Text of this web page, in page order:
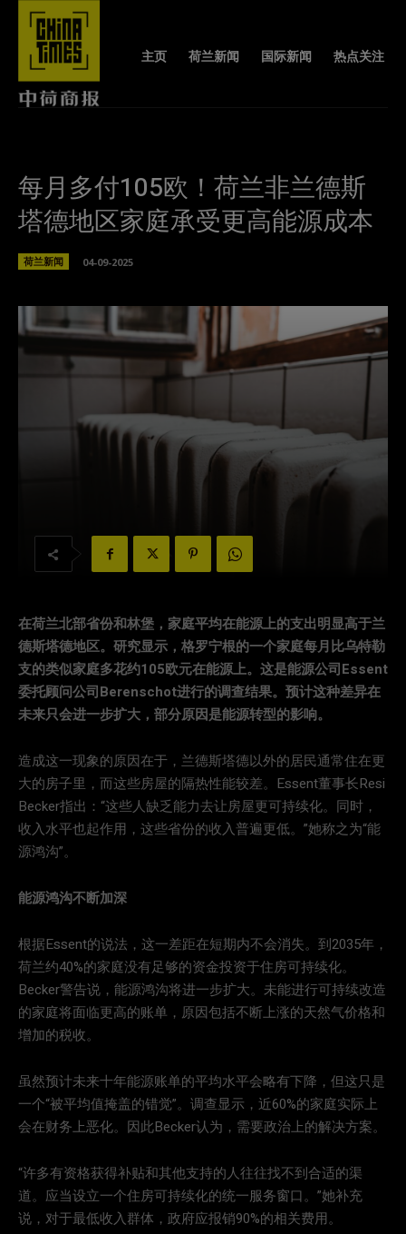
主页 荷兰新闻 国际新闻 热点关注
每月多付105欧！荷兰非兰德斯
塔德地区家庭承受更高能源成本
荷兰新闻 04-09-2025
在荷兰北部省份和林堡，家庭平均在能源上的支出明显高于兰
德斯塔德地区。研究显示，格罗宁根的一个家庭每月比乌特勒
支的类似家庭多花约105欧元在能源上。这是能源公司Essent
委托顾问公司Berenschot进行的调查结果。预计这种差异在
未来只会进一步扩大，部分原因是能源转型的影响。
造成这一现象的原因在于，兰德斯塔德以外的居民通常住在更
大的房子里，而这些房屋的隔热性能较差。Essent董事长Resi
Becker指出：“这些人缺乏能力去让房屋更可持续化。同时，
收入水平也起作用，这些省份的收入普遍更低。”她称之为“能
源鸿沟”。
能源鸿沟不断加深
根据Essent的说法，这一差距在短期内不会消失。到2035年，
荷兰约40%的家庭没有足够的资金投资于住房可持续化。
Becker警告说，能源鸿沟将进一步扩大。未能进行可持续改造
的家庭将面临更高的账单，原因包括不断上涨的天然气价格和
增加的税收。
虽然预计未来十年能源账单的平均水平会略有下降，但这只是
一个“被平均值掩盖的错觉”。调查显示，近60%的家庭实际上
会在财务上恶化。因此Becker认为，需要政治上的解决方案。
“许多有资格获得补贴和其他支持的人往往找不到合适的渠
道。应当设立一个住房可持续化的统一服务窗口。”她补充
说，对于最低收入群体，政府应报销90%的相关费用。